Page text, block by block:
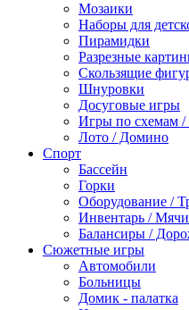
Мозаики
Наборы для
Пирамидки
Разрезные
Скользящие
Шнуровки
Досуговые игры
Игры по схемам /
Лото / Домино
Спорт
Бассейн
Горки
Оборудование /
Инвентарь / Мячи
Балансиры /
Сюжетные игры
Автомобили
Больницы
Домик - палатка